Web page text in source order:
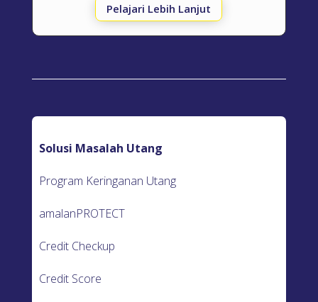
Pelajari Lebih Lanjut
Solusi Masalah Utang
Program Keringanan Utang
amalanPROTECT
Credit Checkup
Credit Score